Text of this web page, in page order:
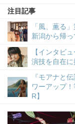
注目記事
「風、薫る
新潟から帰
【インタビ
演技を自在
『モアナと
ワーアップ
R】